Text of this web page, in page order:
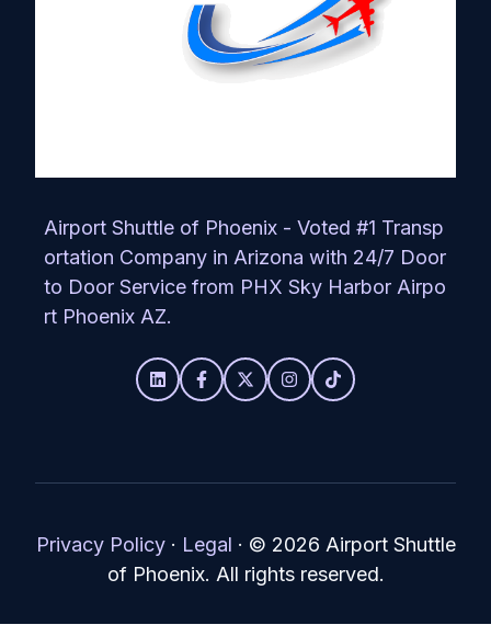
Airport Shuttle of Phoenix - Voted #1 Transp
ortation Company in Arizona with 24/7 Door
to Door Service from PHX Sky Harbor Airpo
rt Phoenix AZ.
Privacy Policy· Legal · © 2026 Airport Shuttle
of Phoenix. All rights reserved.